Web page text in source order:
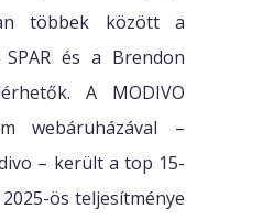
többek között a
és a Brendon
A MODIVO
webáruházával –
– került a top 15-
ös teljesítménye